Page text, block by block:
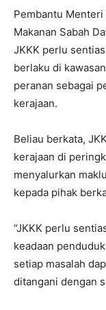
Pembantu
Makanan Sabah
JKKK perlu
berlaku di
peranan sebagai
kerajaan.
Beliau berkata,
kerajaan di
menyalurkan
kepada pihak
“JKKK perlu
keadaan
setiap masalah
ditangani dengan